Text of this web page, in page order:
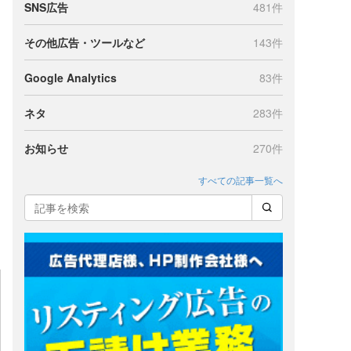
SNS広告 481件
その他広告・ツールなど 143件
Google Analytics 83件
ネタ 283件
お知らせ 270件
すべての記事一覧へ